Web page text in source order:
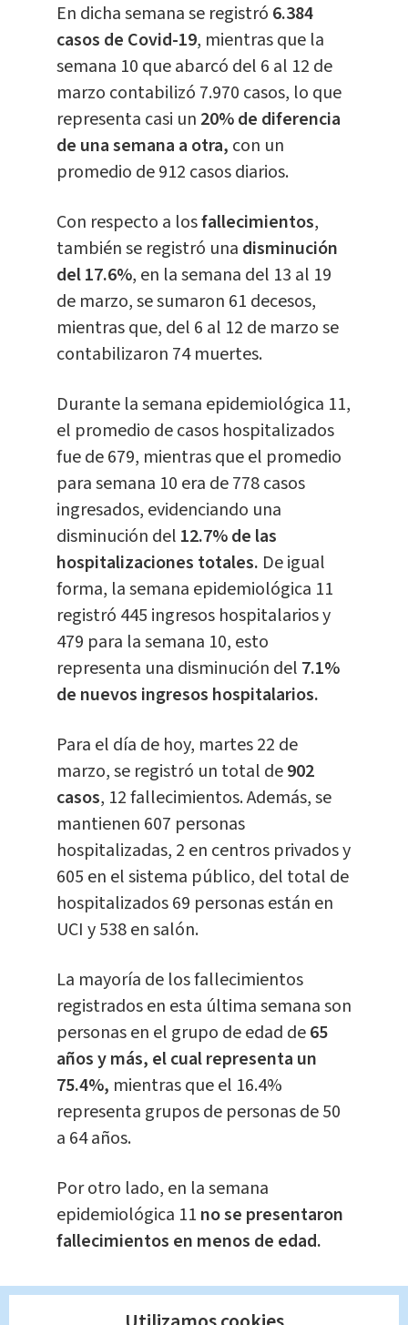
En dicha semana se registró 6.384
casos de Covid-19, mientras que la
semana 10 que abarcó del 6 al 12 de
marzo contabilizó 7.970 casos, lo que
representa casi un 20% de diferencia
de una semana a otra, con un
promedio de 912 casos diarios.
Con respecto a losfallecimientos,
también se registró una disminución
del 17.6%, en la semana del 13 al 19
de marzo, se sumaron 61 decesos,
mientras que, del 6 al 12 de marzo se
contabilizaron 74 muertes.
Durante la semana epidemiológica 11,
el promedio de casos hospitalizados
fue de 679, mientras que el promedio
para semana 10 era de 778 casos
ingresados, evidenciando una
disminución del 12.7% de las
hospitalizaciones totales. De igual
forma, la semana epidemiológica 11
registró 445 ingresos hospitalarios y
479 para la semana 10, esto
representa una disminución del 7.1%
de nuevos ingresos hospitalarios.
Para el día de hoy, martes 22 de
marzo, se registró un total de902
casos, 12 fallecimientos. Además, se
mantienen 607 personas
hospitalizadas, 2 en centros privados y
605 en el sistema público, del total de
hospitalizados 69 personas están en
UCI y 538 en salón.
La mayoría de los fallecimientos
registrados en esta última semana son
personas en el grupo de edad de65
años y más, el cual representa un
75.4%, mientras que el 16.4%
representa grupos de personas de 50
a 64 años.
Por otro lado, en la semana
epidemiológica 11 no se presentaron
fallecimientos en menos de edad.